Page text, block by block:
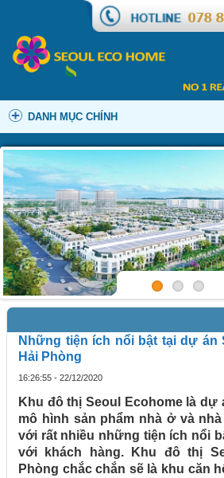
DANH MỤC CHÍNH
Những tiện ích nổi bật tại dự án
Hải Phòng
16:26:55 - 22/12/2020
Khu đô thị Seoul Ecohome là dự
mô hình sản phẩm nhà ở và
với rất nhiều những tiện ích nổi
với khách hàng. Khu đô thị
Phòng chắc chắn sẽ là khu căn